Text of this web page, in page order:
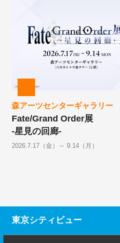
森アーツセンターギャラリー
Fate/Grand Order展
-星見の回廊-
2026.7.17（金）～ 9.14（月）
東京シティビュー